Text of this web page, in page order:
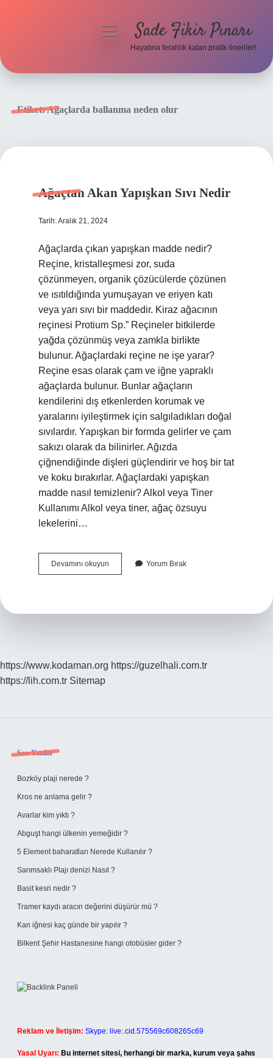
menüyüSade Fikir Pınarı
Hayatına ferahlık katan pratik öneriler!
Etiket:Ağaçlarda ballanma neden olur
Ağaçtan Akan Yapışkan Sıvı Nedir
Tarih: Aralık 21, 2024
Ağaçlarda çıkan yapışkan madde nedir?
Reçine, kristalleşmesi zor, suda
çözünmeyen, organik çözücülerde çözünen
ve ısıtıldığında yumuşayan ve eriyen katı
veya yarı sıvı bir maddedir. Kiraz ağacının
reçinesi Protium Sp.” Reçineler bitkilerde
yağda çözünmüş veya zamkla birlikte
bulunur. Ağaçlardaki reçine ne işe yarar?
Reçine esas olarak çam ve iğne yapraklı
ağaçlarda bulunur. Bunlar ağaçların
kendilerini dış etkenlerden korumak ve
yaralarını iyileştirmek için salgıladıkları doğal
sıvılardır. Yapışkan bir formda gelirler ve çam
sakızı olarak da bilinirler. Ağızda
çiğnendiğinde dişleri güçlendirir ve hoş bir tat
ve koku bırakırlar. Ağaçlardaki yapışkan
madde nasıl temizlenir? Alkol veya Tiner
Kullanımı Alkol veya tiner, ağaç özsuyu
lekelerini…
Devamını okuyun Ağaçtan
Akan
Yorum Bırak
https://www.kodaman.org https://guzelhali.com.tr
https://lih.com.tr Sitemap
Sidebar
Son Yazılar
Bozköy plaji nerede ?
Kros ne anlama gelir ?
Avarlar kim yıktı ?
Abguşt hangi ülkenin yemeğidir ?
5 Element baharatları Nerede Kullanılır ?
Sarımsaklı Plajı denizi Nasıl ?
Basit kesri nedir ?
Tramer kaydı aracın değerini düşürür mü ?
Kan iğnesi kaç günde bir yapılır ?
Bilkent Şehir Hastanesine hangi otobüsler gider ?
Reklam ve İletişim: Skype: live:.cid.575569c608265c69
Yasal Uyarı: Bu internet sitesi, herhangi bir marka, kurum veya şahıs